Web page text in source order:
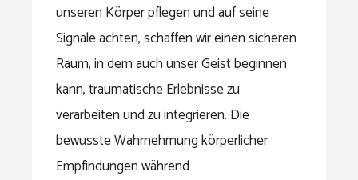
unseren Körper pflegen und auf seine
Signale achten, schaffen wir einen sicheren
Raum, in dem auch unser Geist beginnen
kann, traumatische Erlebnisse zu
verarbeiten und zu integrieren. Die
bewusste Wahrnehmung körperlicher
Empfindungen während